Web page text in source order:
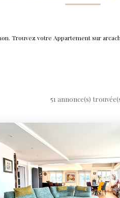
Trouvez votre Appartement sur
51 annonce(s)